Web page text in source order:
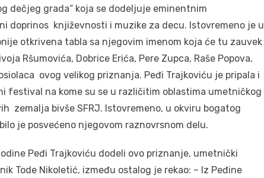
dečjeg grada“ koja se dodeljuje eminentnim
doprinos književnosti i muzike za decu. Istovremeno je u
otkrivena tabla sa njegovim imenom koja će tu zauvek
Ršumovića, Dobrice Erića, Pere Zupca, Raše Popova,
ovog velikog priznanja. Peđi Trajkoviću je pripala i
festival na kome su se u različitim oblastima umetničkog
zemalja bivše SFRJ. Istovremeno, u okviru bogatog
je posvećeno njegovom raznovrsnom delu.
Peđi Trajkoviću dodeli ovo priznanje, umetnički
Tode Nikoletić, između ostalog je rekao: – Iz Peđine